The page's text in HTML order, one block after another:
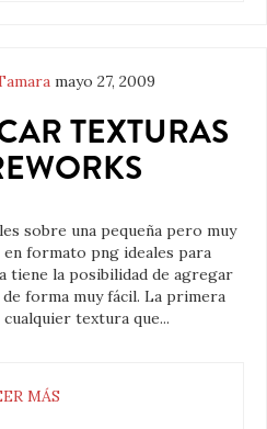
mayo 27, 2009
TEXTURAS
sobre una pequeña pero muy
formato png ideales para
tiene la posibilidad de agregar
forma muy fácil. La primera
textura que...
MÁS